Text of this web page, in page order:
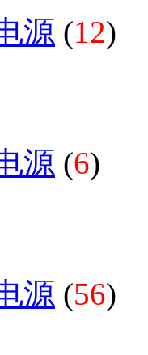
源 (12)
源 (6)
源 (56)